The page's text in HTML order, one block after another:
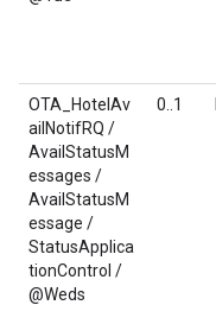
OTA_HotelAv
ailNotifRQ /
AvailStatusM
essages /
AvailStatusM
essage /
StatusApplica
tionControl /
@Weds
0..1